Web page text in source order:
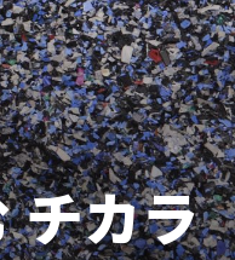
チカラ